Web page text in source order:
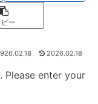
ピー
2026.02.18
enter your